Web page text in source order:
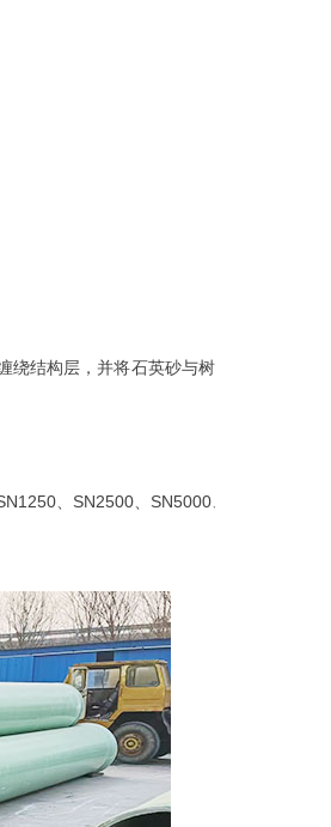
绕结构层，并将石英砂与树
、SN2500、SN5000、SN10000。